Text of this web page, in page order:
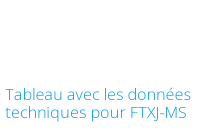
Tableau avec les données
techniques pour FTXJ-MS